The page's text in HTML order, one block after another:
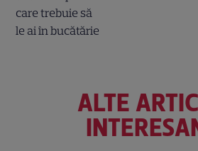
ALTE